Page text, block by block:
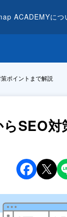
ACADEMYにつ
ポイントまで解説
SEO対